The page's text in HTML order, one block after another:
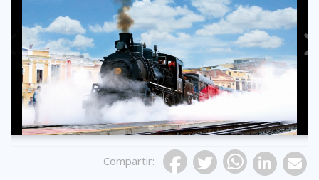
Previous
Compartir: